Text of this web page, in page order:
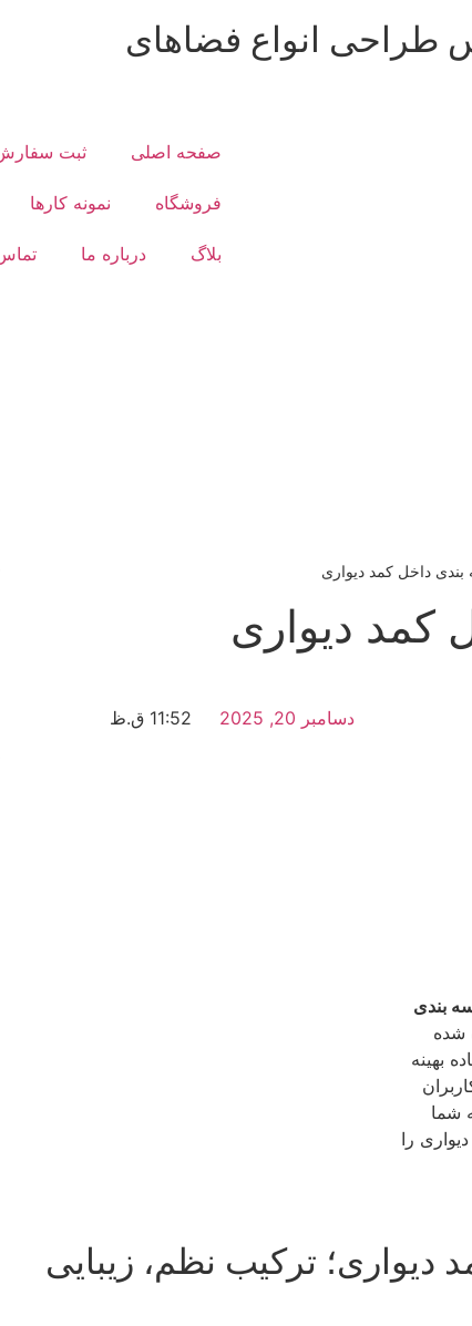
طراحی انواع فضاهای
صفحه اصلی ثبت
فروشگاه نمونه کارها
بلاگ درباره ما
داخل کمد دیواری
کمد دیواری
دسامبر 20, 2025 11:52 ق.ظ
بندی
شده
بهینه
شما
را
دیواری؛ ترکیب نظم، زیبایی